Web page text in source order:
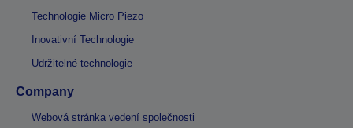
Technologie Micro Piezo
Inovativní Technologie
Udržitelné technologie
Company
Webová stránka vedení společnosti